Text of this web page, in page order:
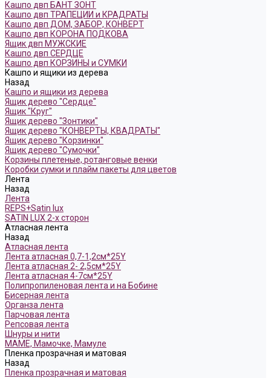
Кашпо двп БАНТ ЗОНТ
Кашпо двп ТРАПЕЦИИ и КРАДРАТЫ
Кашпо двп ДОМ, ЗАБОР, КОНВЕРТ
Кашпо двп КОРОНА ПОДКОВА
Ящик двп МУЖСКИЕ
Кашпо двп СЕРДЦЕ
Кашпо двп КОРЗИНЫ и СУМКИ
Кашпо и ящики из дерева
Назад
Кашпо и ящики из дерева
Ящик дерево "Сердце"
Ящик "Круг"
Ящик дерево "Зонтики"
Ящик дерево "КОНВЕРТЫ, КВАДРАТЫ"
Ящик дерево "Корзинки"
Ящик дерево "Сумочки"
Корзины плетеные, ротанговые венки
Коробки сумки и плайм пакеты для цветов
Лента
Назад
Лента
REPS+Satin lux
SATIN LUX 2-х сторон
Атласная лента
Назад
Атласная лента
Лента атласная 0,7-1,2см*25Y
Лента атласная 2- 2,5см*25Y
Лента атласная 4-7см*25Y
Полипропиленовая лента и на Бобине
Бисерная лента
Органза лента
Парчовая лента
Репсовая лента
Шнуры и нити
МАМЕ, Мамочке, Мамуле
Пленка прозрачная и матовая
Назад
Пленка прозрачная и матовая